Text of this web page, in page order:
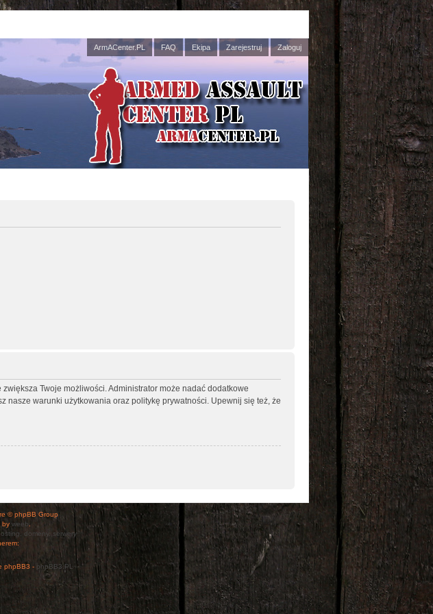
ArmACenter.PL FAQ Ekipa Zarejestruj Zaloguj
Twoje możliwości. Administrator może nadać dodatkowe
warunki użytkowania oraz politykę prywatności. Upewnij się też, że
© phpBB Group
by weeb.
domeny, serwery
phpBB3 - phpBB3.PL